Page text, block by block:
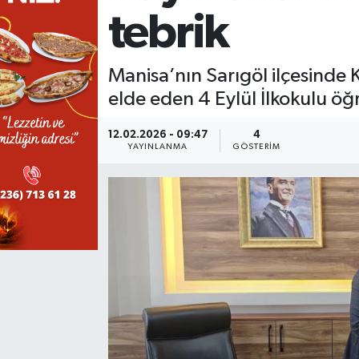
tebrik
Manisa’nın Sarıgöl
elde eden 4 Eylül İlkokulu
12.02.2026 - 09:47
YAYINLANMA
4
GÖSTERIM
KÜLTÜR SANAT
YAŞAM
LIFE
SARUHANLI
SELENDİ
DEMİRCİ
KÖPRÜBAŞI
KÖPRÜBAŞI
KULA
SALİHLİ
SARUHANLI
TURGUTLU
EKONOMİ
EĞİTİM
KÜLTÜR SANAT
YAŞAM
YAZARLAR
MANİSA'NIN YÖRESEL LEZZETLERİ